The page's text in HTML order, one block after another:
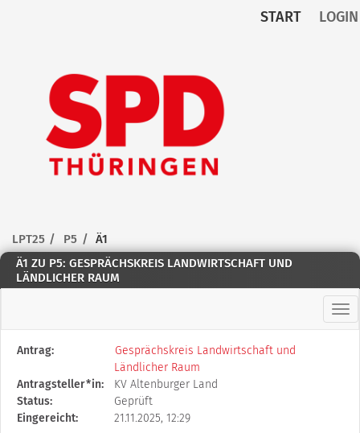
START LOGIN
Startseite
LPT25 P5
Ä1
Ä1 ZU P5: GESPRÄCHSKREIS LANDWIRTSCHAFT UND
LÄNDLICHER RAUM
Diese
beschreibt
den
Status,
Antrag:
Gesprächskreis Landwirtschaft und
Ländlicher Raum
Antragsteller*in:
KV Altenburger Land
Status:
Geprüft
Eingereicht:
21.11.2025, 12:29